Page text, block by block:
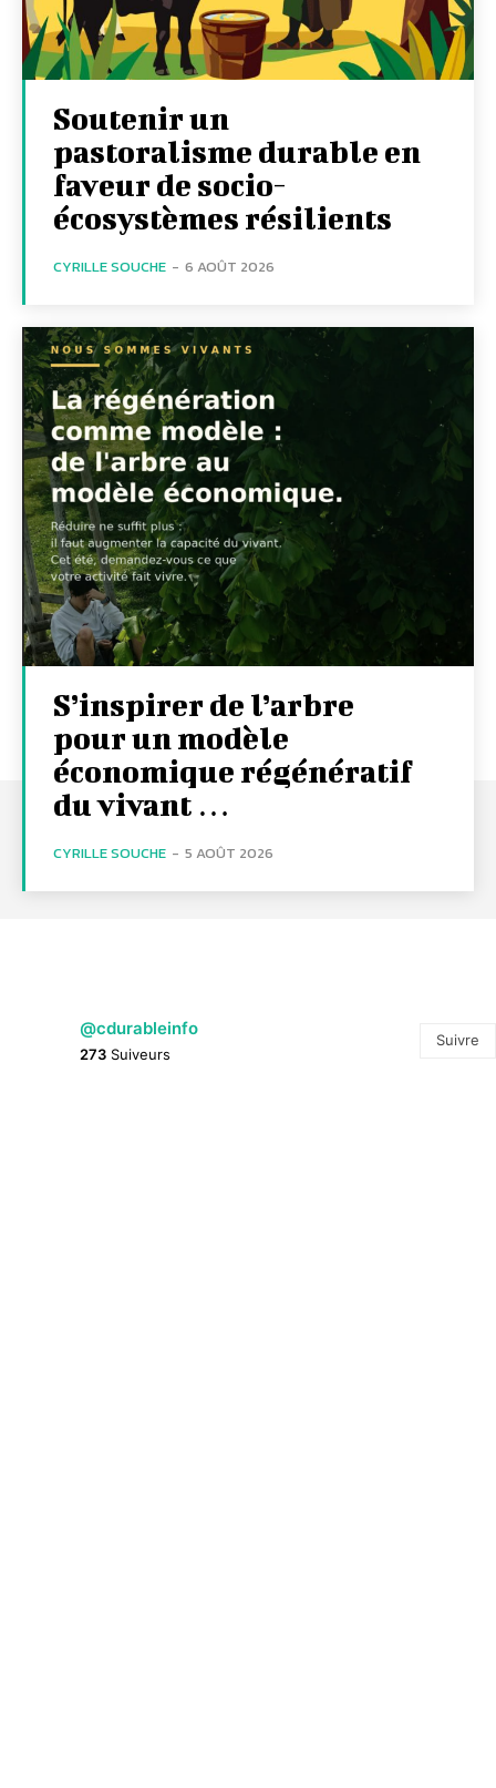
Soutenir un
pastoralisme durable en
faveur de socio-
écosystèmes résilients
CYRILLE SOUCHE - 6 AOÛT 2026
S’inspirer de l’arbre
pour un modèle
économique régénératif
du vivant …
CYRILLE SOUCHE - 5 AOÛT 2026
@cdurableinfo
273 Suiveurs
Suivre